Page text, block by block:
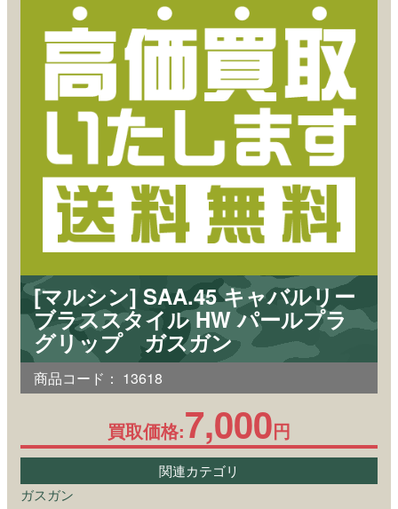
[マルシン] SAA.45 キャバルリー
ブラススタイル HW パールプラ
グリップ ガスガン
商品コード： 13618
買取価格:7,000円
関連カテゴリ
ガスガン